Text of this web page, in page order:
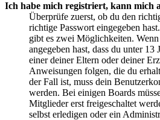
Ich habe mich registriert, kann mich
Überprüfe zuerst, ob du den
richtige Passwort eingegeben
gibt es zwei Möglichkeiten. Wenn
angegeben hast, dass du unter 13
einer deiner Eltern oder deiner
Anweisungen folgen, die du
der Fall ist, muss dein
werden. Bei einigen Boards
Mitglieder erst freigeschaltet
selbst erledigen oder ein